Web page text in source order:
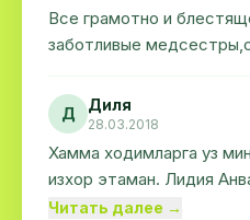
Все грамотно и
заботливые
Д Диля
28.03.2018
Хамма ходимларга уз
изхор этаман. Лидия
миннатдорчилик. Кули
Читать далее →